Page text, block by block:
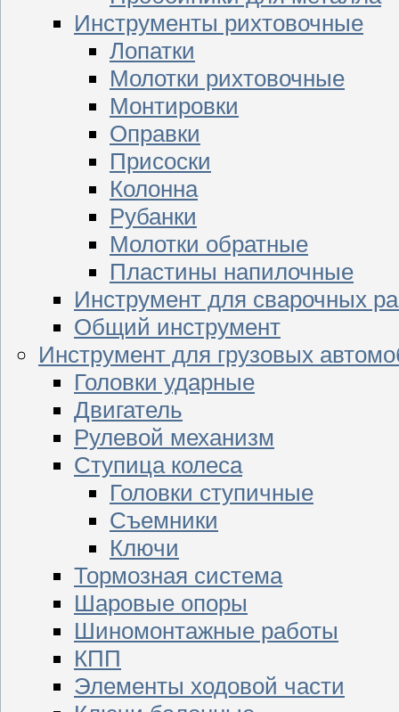
Инструменты рихтовочные
Лопатки
Молотки рихтовочные
Монтировки
Оправки
Присоски
Колонна
Рубанки
Молотки обратные
Пластины напилочные
Инструмент для сварочных
Общий инструмент
Инструмент для грузовых
Головки ударные
Двигатель
Рулевой механизм
Ступица колеса
Головки ступичные
Съемники
Ключи
Тормозная система
Шаровые опоры
Шиномонтажные работы
КПП
Элементы ходовой части